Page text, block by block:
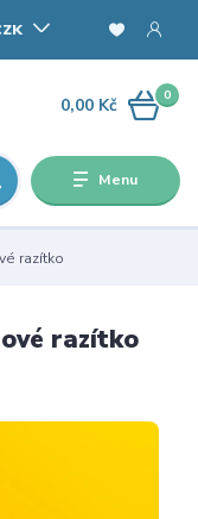
Menu
0
0,00 Kč
razítko
razítko